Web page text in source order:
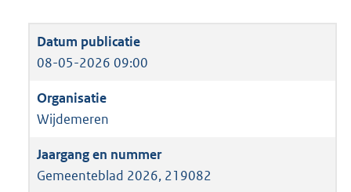
08-05-2026 09:00
Wijdemeren
Gemeenteblad 2026, 219082